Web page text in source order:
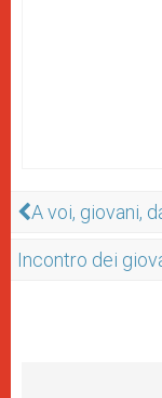
A voi, giovani,
Incontro dei